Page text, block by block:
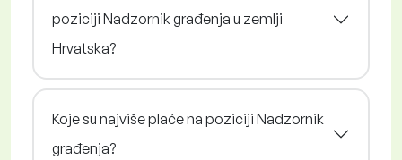
poziciji Nadzornik građenja u zemlji
Hrvatska?
Koje su najviše plaće na poziciji Nadzornik
građenja?